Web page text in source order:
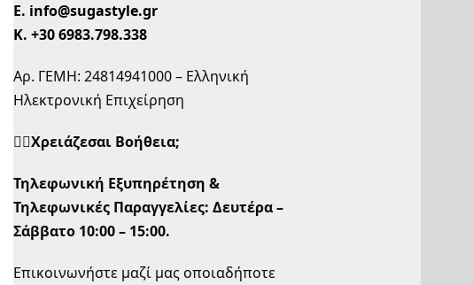
Ε. info@sugastyle.gr
Κ. +30 6983.798.338
Αρ. ΓΕΜΗ: 24814941000 – Ελληνική
Ηλεκτρονική Επιχείρηση
🙋‍♀️Χρειάζεσαι Βοήθεια;
Τηλεφωνική Εξυπηρέτηση &
Τηλεφωνικές Παραγγελίες: Δευτέρα –
Σάββατο 10:00 – 15:00.
Επικοινωνήστε μαζί μας οποιαδήποτε